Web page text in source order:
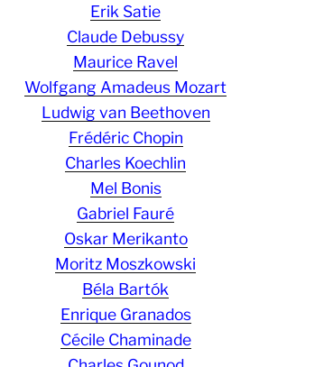
Erik Satie
Claude Debussy
Maurice Ravel
Wolfgang Amadeus Mozart
Ludwig van Beethoven
Frédéric Chopin
Charles Koechlin
Mel Bonis
Gabriel Fauré
Oskar Merikanto
Moritz Moszkowski
Béla Bartók
Enrique Granados
Cécile Chaminade